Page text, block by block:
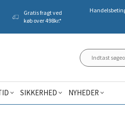
Gratis fragt ved
køb over 498kr.*
SIKKERHED NYHEDER